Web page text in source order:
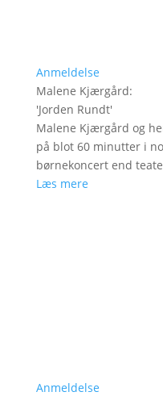
Anmeldelse
Malene Kjærgård:
'Jorden Rundt'
Malene Kjærgård og
på blot 60 minutter i
børnekoncert end
Læs mere
Anmeldelse